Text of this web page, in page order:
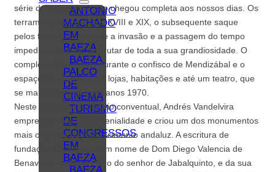
ANTONIO
MACHADO
EM
BAEZA
BAEZA,
PALCO
DE
CINEMA
TURISMO
DE
CONGRESSOS
EM
BAEZA
série de infortúnios, não chegou completa aos nossos dias. Os
terramotos dos séculos XVIII e XIX, o subsequente saque
pelos franceses durante a invasão e a passagem do tempo
impediram-nos de desfrutar de toda a sua grandiosidade. O
complexo foi vendido durante o confisco de Mendizábal e o
espaço foi ocupado por lojas, habitações e até um teatro, que
se mantiveram até aos anos 1970.
Neste complexo funerário conventual, Andrés Vandelvira
empregou toda a sua genialidade e criou um dos monumentos
mais originais do Renascimento andaluz. A escritura de
fundação (1538) está em nome de Dom Diego Valencia de
Benavides, segundo filho do senhor de Jabalquinto, e da sua